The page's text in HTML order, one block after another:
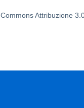
Attribuzione